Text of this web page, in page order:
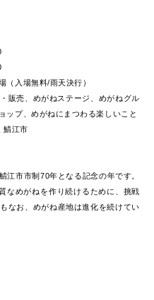
（入場無料/雨天決行）
販売、めがねステージ、めがねグル
ップ、めがねにまつわる楽しいこと
鯖江市
江市市制70年となる記念の年です。
なめがねを作り続けるために、挑戦
なお、めがね産地は進化を続けてい